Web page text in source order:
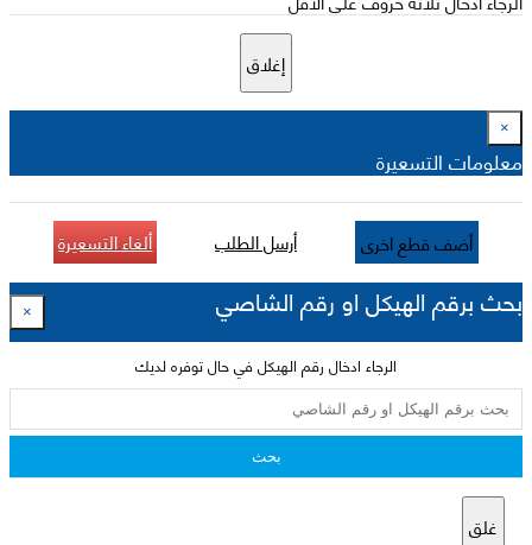
إغلاق
×
معلومات التسعيرة
أضف قطع اخرى أرسل الطلب ألغاء التسعيرة
بحث برقم الهيكل او رقم الشاصي ×
الرجاء ادخال رقم الهيكل في حال توفره لديك
بحث
غلق